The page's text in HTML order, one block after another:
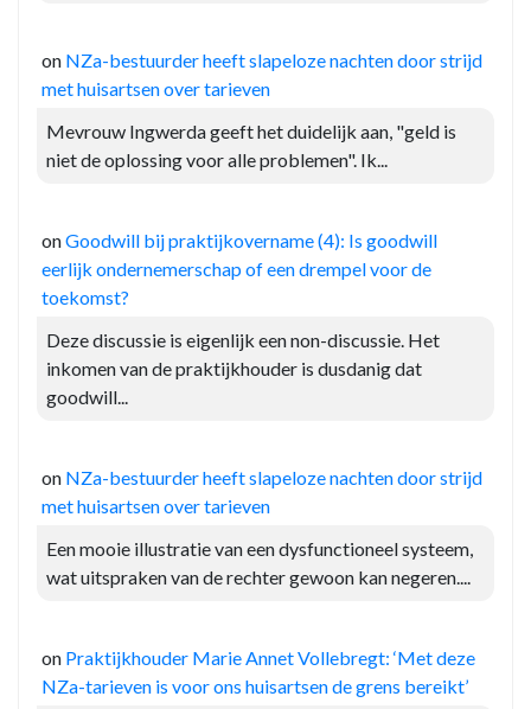
on NZa-bestuurder heeft slapeloze nachten door strijd
met huisartsen over tarieven
Mevrouw Ingwerda geeft het duidelijk aan, "geld is
niet de oplossing voor alle problemen". Ik...
onGoodwill bij praktijkovername (4): Is goodwill
eerlijk ondernemerschap of een drempel voor de
toekomst?
Deze discussie is eigenlijk een non-discussie. Het
inkomen van de praktijkhouder is dusdanig dat
goodwill...
on NZa-bestuurder heeft slapeloze nachten door strijd
met huisartsen over tarieven
Een mooie illustratie van een dysfunctioneel systeem,
wat uitspraken van de rechter gewoon kan negeren....
on Praktijkhouder Marie Annet Vollebregt: ‘Met deze
NZa-tarieven is voor ons huisartsen de grens bereikt’